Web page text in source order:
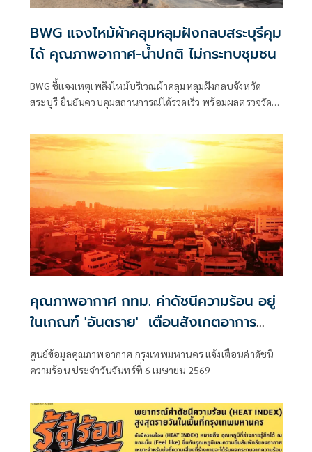
BWG แจงไหม้ผ้าคลุมหลุมฝังกลบสระบุรีคุม
ได้ คุณภาพอากาศ-น้ำปกติ ไม่กระทบชุมชน
BWG ชี้แจงเหตุเพลิงไหม้บริเวณผ้าคลุมหลุมฝังกลบจังหวัด
สระบุรี ยืนยันควบคุมสถานการณ์ได้รวดเร็ว พร้อมผลตรวจวัด
คุณภาพอากาศ กทม. ค่าดัชนีความร้อน อยู่
ในเกณฑ์ 'อันตราย' เตือนสังเกตอาการ
ศูนย์ข้อมูลคุณภาพอากาศ กรุงเทพมหานคร แจ้งเตือนค่าดัชนี
ความร้อน ประจำวันจันทร์ที่ 6 เมษายน 2569